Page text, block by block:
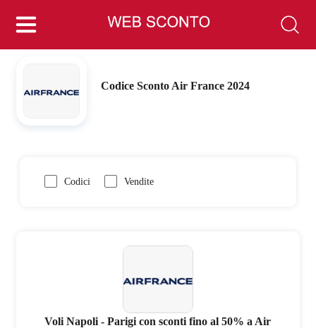
Codice Sconto Air France 2024
Codici Vendite
Voli Napoli - Parigi con sconti fino al 50% a Air